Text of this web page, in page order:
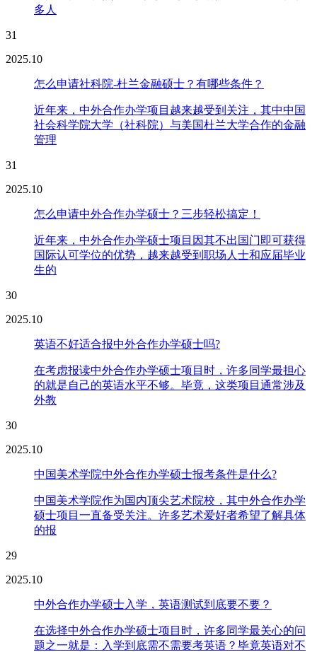
多人
31
2025.10
怎么申请社科院-杜兰金融硕士？有哪些条件？
近年来，中外合作办学项目越来越受到关注，其中中国
社会科学院大学（社科院）与美国杜兰大学合作的金融
管理
31
2025.10
怎么申请中外合作办学硕士？三步轻松搞定！
近年来，中外合作办学硕士项目因其不出国门即可获得
国际认可学位的优势，越来越受到职场人士和应届毕业
生的
30
2025.10
英语不好适合报中外合作办学硕士吗?
在考虑报读中外合作办学硕士项目时，许多同学最担心
的就是自己的英语水平不够。毕竟，这类项目通常涉及
外教
30
2025.10
中国美术学院中外合作办学硕士报考条件是什么?
中国美术学院作为国内顶尖艺术院校，其中外合作办学
硕士项目一直备受关注。许多艺术爱好者希望了解具体
的报
29
2025.10
中外合作办学硕士入学，英语测试到底要不要？
在选择中外合作办学硕士项目时，许多同学最关心的问
题之一就是：入学到底需不需要考英语？毕竟英语对不